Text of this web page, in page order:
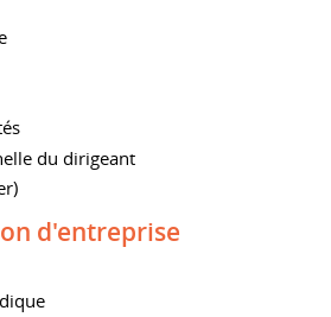
du dirigeant
d'entreprise